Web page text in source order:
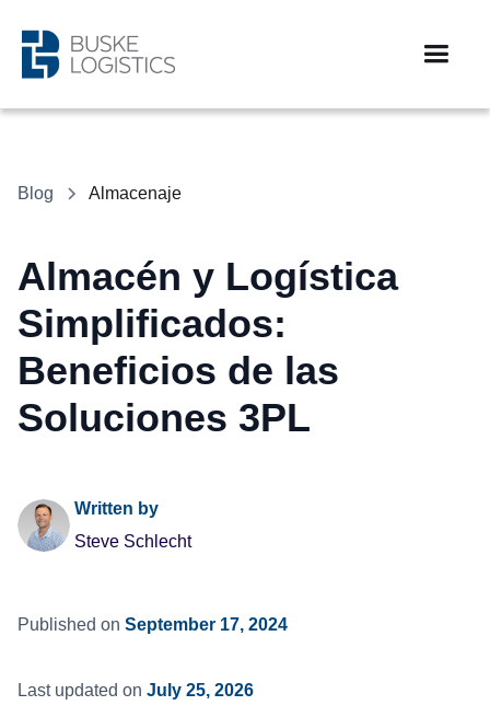
Blog Almacenaje
Almacén y Logística
Simplificados:
Beneficios de las
Soluciones 3PL
Written by
Steve Schlecht
Published on September 17, 2024
Last updated on July 25, 2026